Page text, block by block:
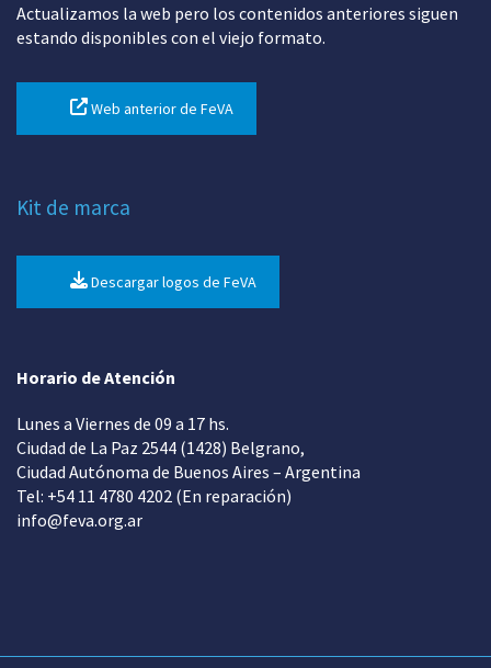
Actualizamos la web pero los contenidos anteriores siguen
estando disponibles con el viejo formato.
Web anterior de FeVA
Kit de marca
Descargar logos de FeVA
Horario de Atención
Lunes a Viernes de 09 a 17 hs.
Ciudad de La Paz 2544 (1428) Belgrano,
Ciudad Autónoma de Buenos Aires – Argentina
Tel: +54 11 4780 4202 (En reparación)
info@feva.org.ar